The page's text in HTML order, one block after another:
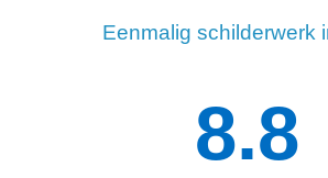
Eenmalig schilderwerk
8.8